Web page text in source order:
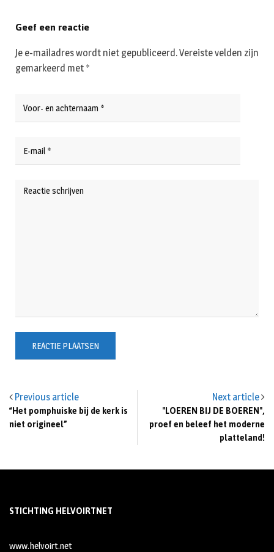
Previous article
“Het pomphuiske bij de kerk is
niet origineel”
Next article
"LOEREN BIJ DE BOEREN",
proef en beleef het moderne
platteland!
Geef een reactie
Je e-mailadres wordt niet gepubliceerd.Vereiste velden zijn
gemarkeerd met *
STICHTING HELVOIRTNET
www.helvoirt.net